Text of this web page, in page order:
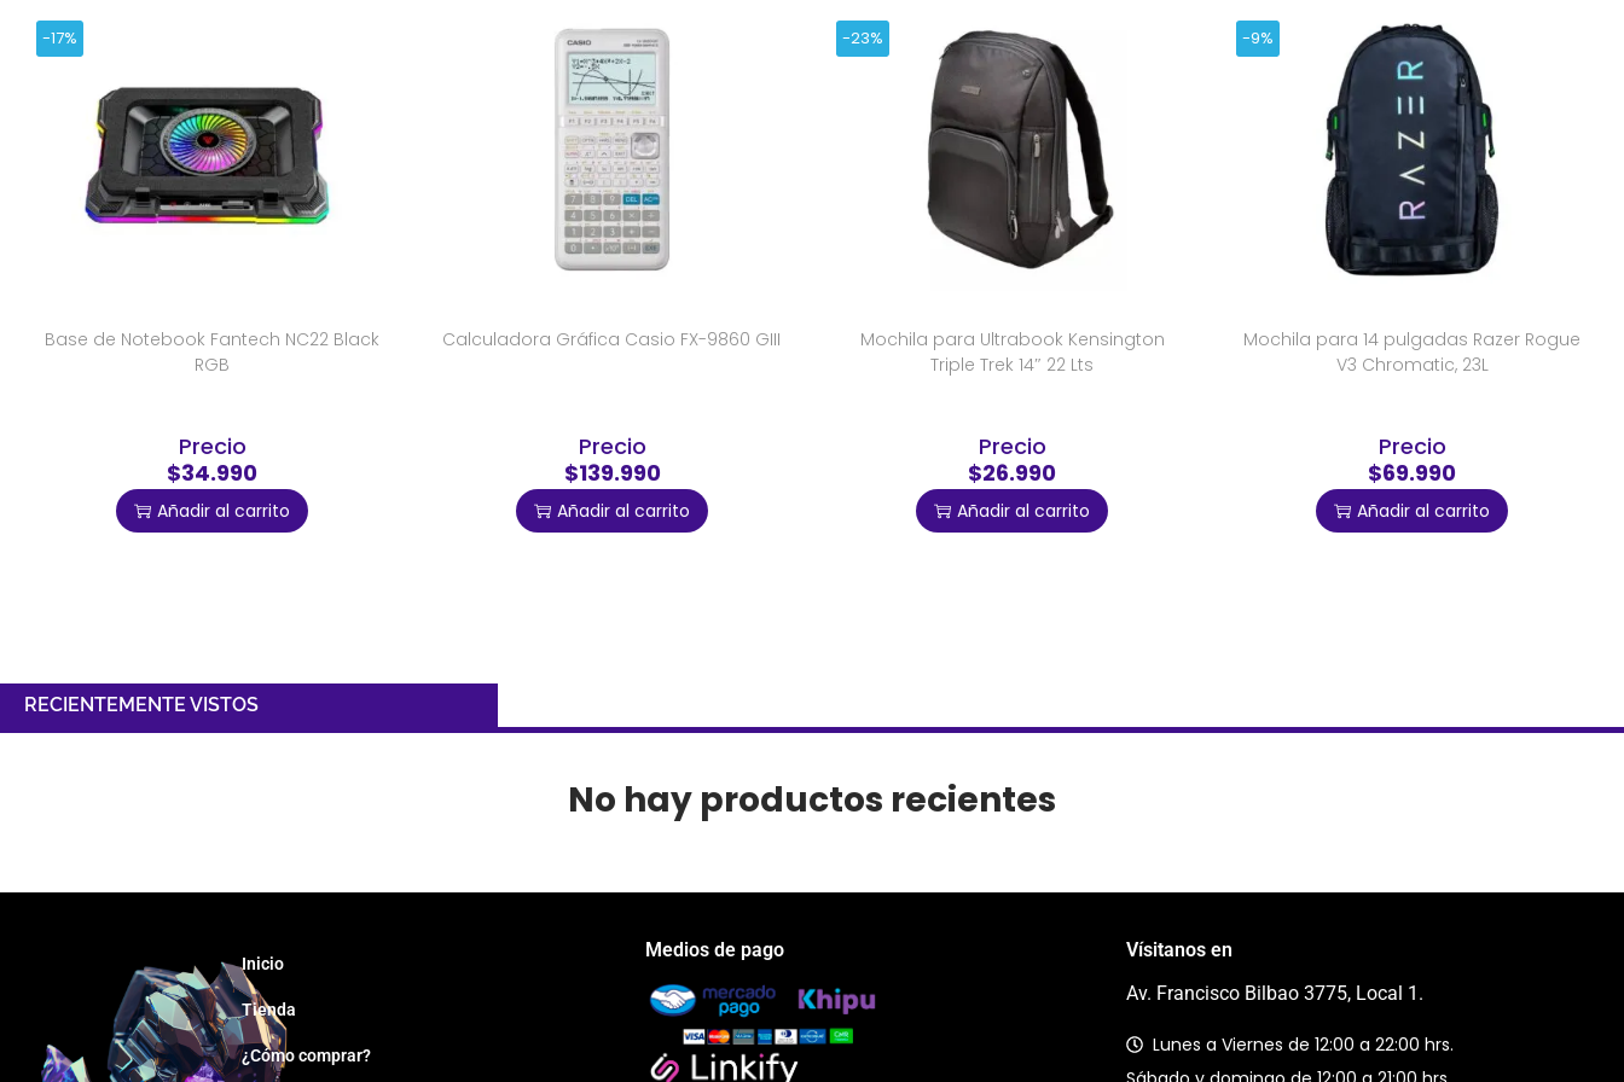
-17%
Base de Notebook Fantech NC22 Black
RGB
Precio
$34.990
Añadir al carrito
Calculadora Gráfica Casio FX-9860 GIII
Precio
$139.990
Añadir al carrito
-23%
Mochila para Ultrabook Kensington
Triple Trek 14″ 22 Lts
Precio
$26.990
Añadir al carrito
-9%
Mochila para 14 pulgadas Razer Rogue
V3 Chromatic, 23L
Precio
$69.990
Añadir al carrito
RECIENTEMENTE VISTOS
No hay productos recientes
Inicio
Tienda
¿Cómo comprar?
Medios de pago
Vísitanos en
Av. Francisco Bilbao 3775, Local 1.
Lunes a Viernes de 12:00 a 22:00 hrs.